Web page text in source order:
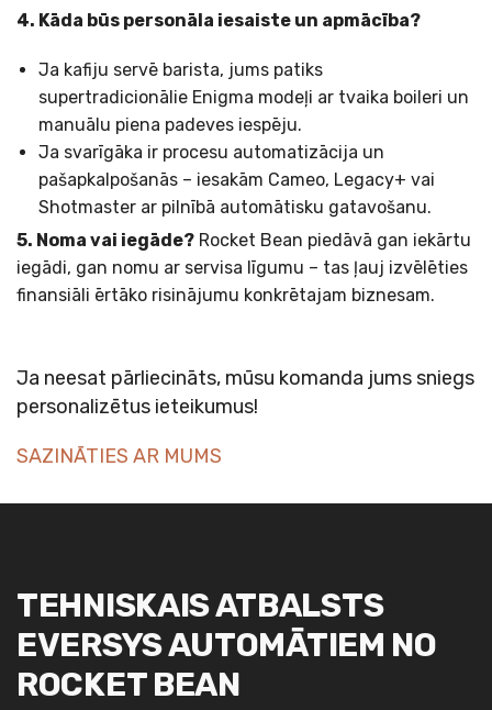
4. Kāda būs personāla iesaiste un apmācība?
Ja kafiju servē barista, jums patiks
supertradicionālie Enigma modeļi ar tvaika boileri un
manuālu piena padeves iespēju.
Ja svarīgāka ir procesu automatizācija un
pašapkalpošanās – iesakām Cameo, Legacy+ vai
Shotmaster ar pilnībā automātisku gatavošanu.
5. Noma vai iegāde? Rocket Bean piedāvā gan iekārtu
iegādi, gan nomu ar servisa līgumu – tas ļauj izvēlēties
finansiāli ērtāko risinājumu konkrētajam biznesam.
Ja neesat pārliecināts, mūsu komanda jums sniegs
personalizētus ieteikumus!
SAZINĀTIES AR MUMS
TEHNISKAIS ATBALSTS
EVERSYS AUTOMĀTIEM NO
ROCKET BEAN